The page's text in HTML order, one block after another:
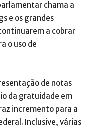
chama a
e os grandes
a cobrar
o uso de
de notas
da gratuidade em
incremento para a
Inclusive, várias